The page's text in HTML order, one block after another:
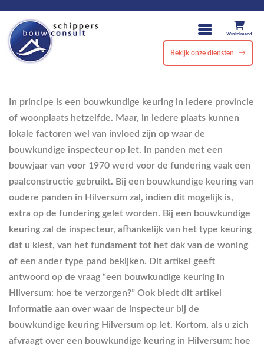
Winkelmand
Bekijk onze diensten
In principe is een bouwkundige keuring in iedere provincie
of woonplaats hetzelfde. Maar, in iedere plaats kunnen
lokale factoren wel van invloed zijn op waar de
bouwkundige inspecteur op let. In panden met een
bouwjaar van voor 1970 werd voor de fundering vaak een
paalconstructie gebruikt. Bij een bouwkundige keuring van
oudere panden in Hilversum zal, indien dit mogelijk is,
extra op de fundering gelet worden. Bij een bouwkundige
keuring zal de inspecteur, afhankelijk van het type keuring
dat u kiest, van het fundament tot het dak van de woning
of een ander type pand bekijken. Dit artikel geeft
antwoord op de vraag “een bouwkundige keuring in
Hilversum: hoe te verzorgen?” Ook biedt dit artikel
informatie aan over waar de inspecteur bij de
bouwkundige keuring Hilversum op let. Kortom, als u zich
afvraagt over een bouwkundige keuring in Hilversum: hoe